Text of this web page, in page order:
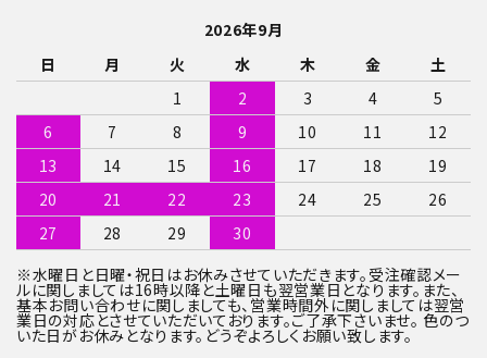
2026年9月
日
月 火 水 木 金
土
1
2 3 4
5
6
7 8 9 10 11
12
13
14 15 16 17 18
19
20
21 22 23 24 25
26
27
28 29
30
※水曜日と日曜・祝日はお休みさせていただきます。受注確認メー
ルに関しましては16時以降と土曜日も翌営業日となります。また、
基本お問い合わせに関しましても、営業時間外に関しましては翌営
業日の対応とさせていただいております。ご了承下さいませ。 色のつ
いた日がお休みとなります。どうぞよろしくお願い致します。